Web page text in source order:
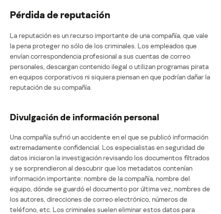
Pérdida de reputación
La reputación es un recurso importante de una compañía, que vale
la pena proteger no sólo de los criminales. Los empleados que
envían correspondencia profesional a sus cuentas de correo
personales, descargan contenido ilegal o utilizan programas pirata
en equipos corporativos ni siquiera piensan en que podrían dañar la
reputación de su compañía.
Divulgación de información personal
Una compañía sufrió un accidente en el que se publicó información
extremadamente confidencial. Los especialistas en seguridad de
datos iniciaron la investigación revisando los documentos filtrados
y se sorprendieron al descubrir que los metadatos contenían
información importante: nombre de la compañía, nombre del
equipo, dónde se guardó el documento por última vez, nombres de
los autores, direcciones de correo electrónico, números de
teléfono, etc. Los criminales suelen eliminar estos datos para